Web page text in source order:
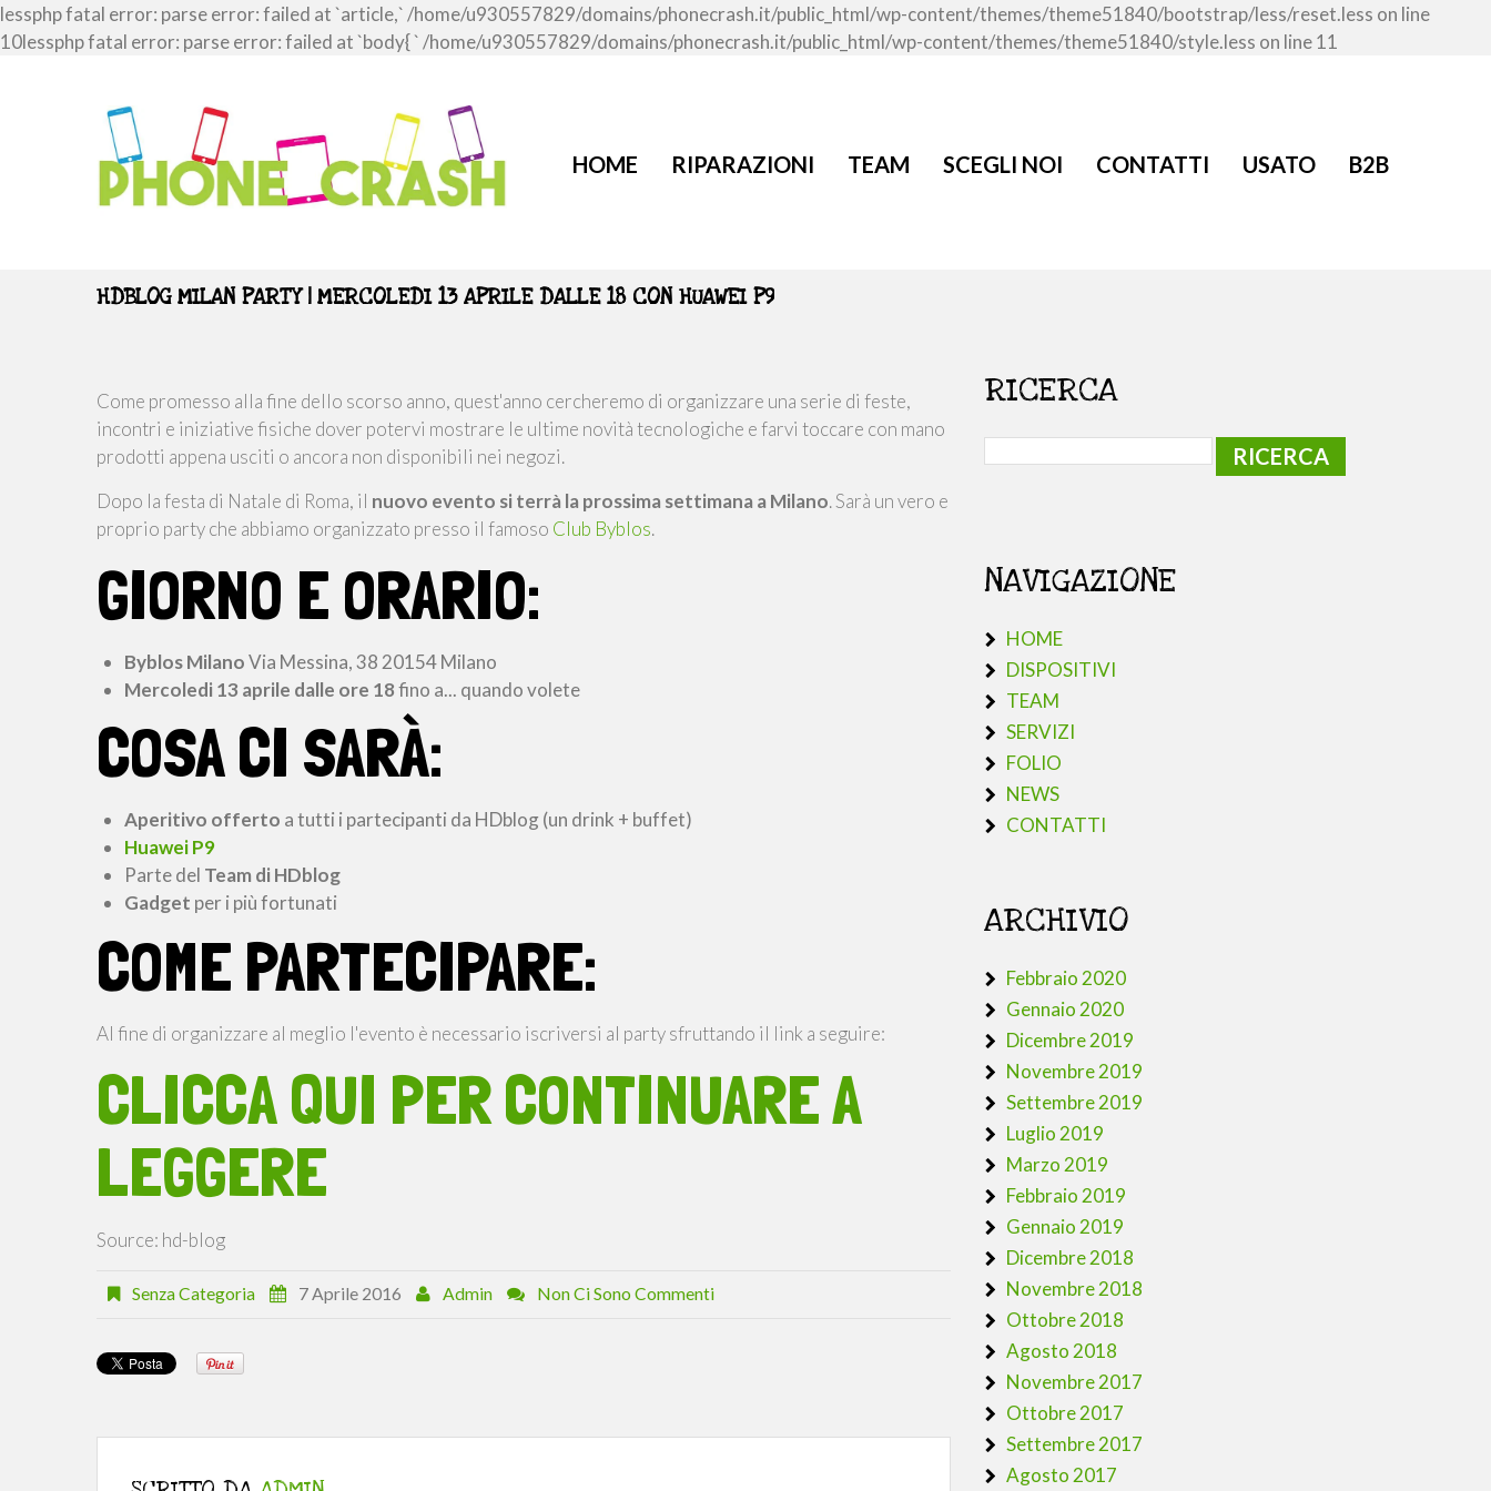
lessphp fatal error: parse error: failed at `article,` /home/u930557829/domains/phonecrash.it/public_html/wp-content/themes/theme51840/bootstrap/less/reset.less on line
10lessphp fatal error: parse error: failed at `body{ ` /home/u930557829/domains/phonecrash.it/public_html/wp-content/themes/theme51840/style.less on line 11
HOME RIPARAZIONI TEAM SCEGLI NOI CONTATTI USATO B2B
HDBLOG MILAN PARTY | MERCOLEDI 13 APRILE DALLE 18 CON HUAWEI P9
Come promesso alla fine dello scorso anno, quest'anno cercheremo di organizzare una serie di feste,
incontri e iniziative fisiche dover potervi mostrare le ultime novità tecnologiche e farvi toccare con mano
prodotti appena usciti o ancora non disponibili nei negozi.
Dopo la festa di Natale di Roma, il nuovo evento si terrà la prossima settimana a Milano. Sarà un vero e
proprio party che abbiamo organizzato presso il famoso Club Byblos.
GIORNO E ORARIO:
Byblos MilanoVia Messina, 38 20154 Milano
Mercoledi 13 aprile dalle ore 18fino a... quando volete
COSA CI SARÀ:
Aperitivo offerto a tutti i partecipanti da HDblog (un drink + buffet)
Huawei P9
Parte del Team di HDblog
Gadget per i più fortunati
COME PARTECIPARE:
Al fine di organizzare al meglio l'evento è necessario iscriversi al party sfruttando il link a seguire:
CLICCA QUI PER CONTINUARE A
LEGGERE
Source: hd-blog
Senza Categoria 7 Aprile 2016 Admin Non Ci Sono Commenti
RICERCA
NAVIGAZIONE
HOME
DISPOSITIVI
TEAM
SERVIZI
FOLIO
NEWS
CONTATTI
ARCHIVIO
Febbraio 2020
Gennaio 2020
Dicembre 2019
Novembre 2019
Settembre 2019
Luglio 2019
Marzo 2019
Febbraio 2019
Gennaio 2019
Dicembre 2018
Novembre 2018
Ottobre 2018
Agosto 2018
Novembre 2017
Ottobre 2017
Settembre 2017
Agosto 2017